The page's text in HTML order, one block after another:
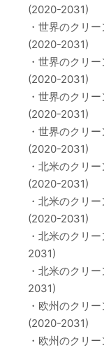
(2020-2031)
・世界のクリ
(2020-2031)
・世界のクリ
(2020-2031)
・世界のクリ
(2020-2031)
・世界のクリ
(2020-2031)
・北米のクリ
(2020-2031)
・北米のクリ
(2020-2031)
・北米のクリ
2031)
・北米のクリ
2031)
・欧州のクリ
(2020-2031)
・欧州のクリ